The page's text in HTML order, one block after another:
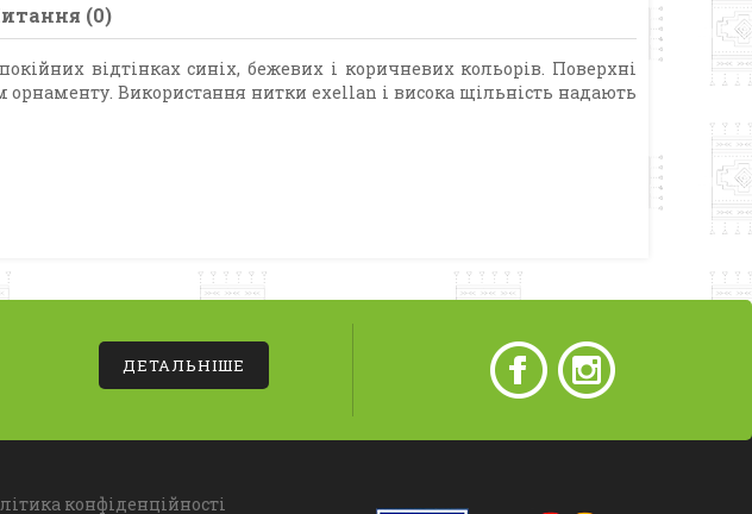
(0)
відтінках синіх, бежевих і коричневих кольорів. Поверхні
Використання нитки exellan і висока щільність надають
ДЕТАЛЬНІШЕ
конфіденційності